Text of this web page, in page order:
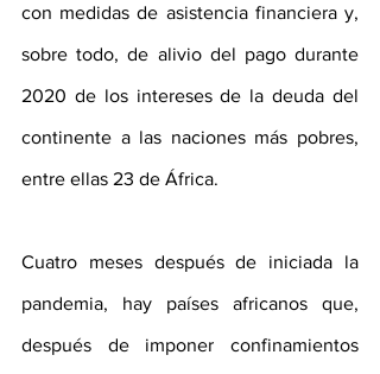
con medidas de asistencia financiera y,
sobre todo, de alivio del pago durante
2020 de los intereses de la deuda del
continente a las naciones más pobres,
entre ellas 23 de África.
Cuatro meses después de iniciada la
pandemia, hay países africanos que,
después de imponer confinamientos